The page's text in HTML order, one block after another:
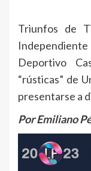
Triunfos de
Deportivo
“rústicas” de
presentarse a
Por Emiliano